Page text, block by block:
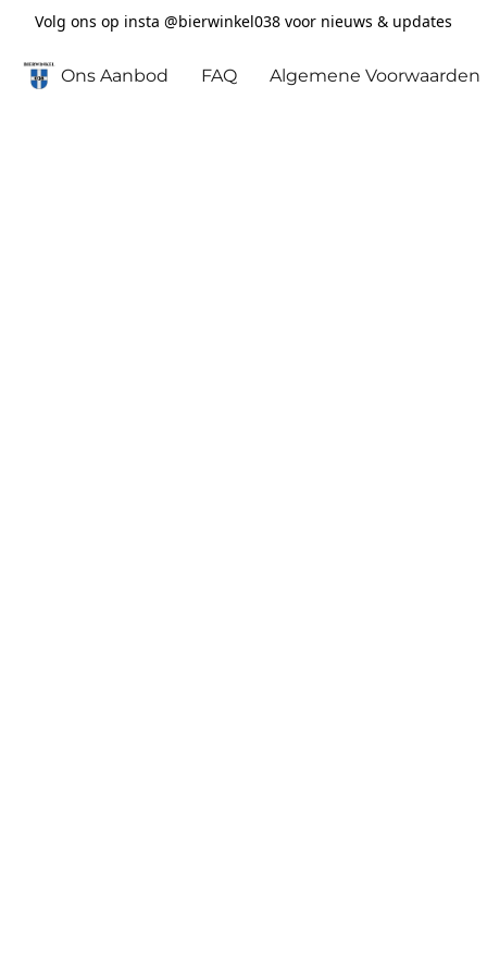
Volg ons op insta @bierwinkel038 voor nieuws & updates
Ons Aanbod FAQ Algemene Voorwaarden